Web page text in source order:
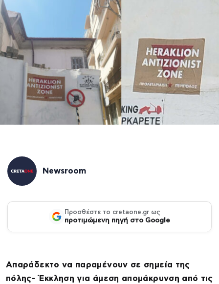
Newsroom
Προσθέστε το cretaone.gr ως
προτιμώμενη πηγή στο Google
Απαράδεκτο να παραμένουν σε σημεία της
πόλης- Έκκληση για άμεση απομάκρυνση από τις